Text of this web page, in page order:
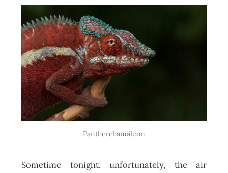
Pantherchamäleon
Sometime tonight, unfortunately, the air